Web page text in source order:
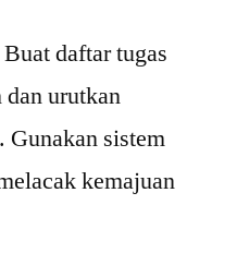
daftar tugas
urutkan
Gunakan sistem
kemajuan